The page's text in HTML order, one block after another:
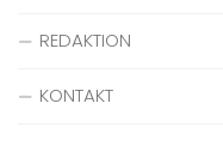
REDAKTION
KONTAKT